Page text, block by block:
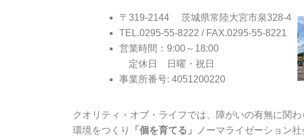
〒319-2144 茨城県常陸大宮市泉328-4
TEL.0295-55-8222 / FAX.0295-55-8221
営業時間：9:00～18:00
定休日 日曜・祝日
事業所番号: 4051200220
クオリティ・オブ・ライフでは、障がいの有無に関
環境をつくり
「個を育てる」
ノーマライゼーション